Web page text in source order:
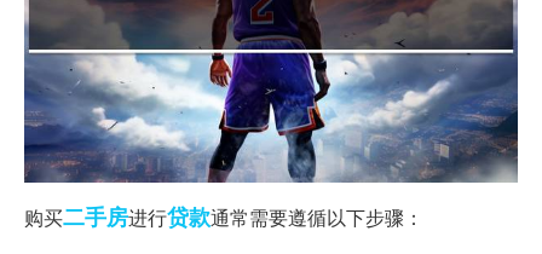
购买二手房进行贷款通常需要遵循以下步骤：